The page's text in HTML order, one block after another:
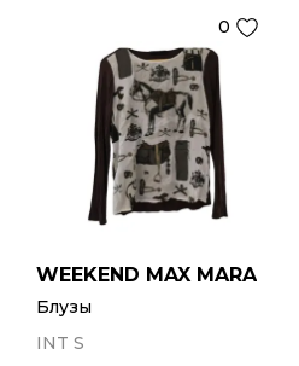
0
WEEKEND MAX MARA
Блузы
INT S